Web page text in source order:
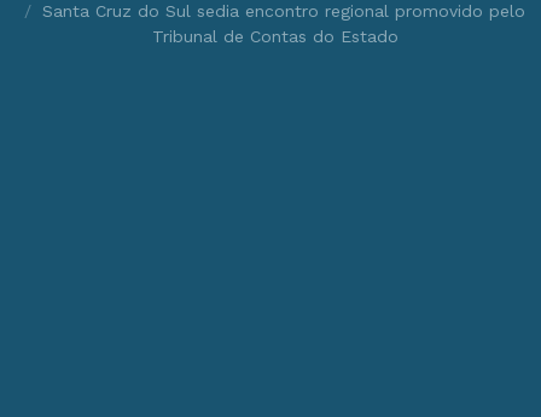
Santa Cruz do Sul sedia encontro regional promovido pelo
Tribunal de Contas do Estado